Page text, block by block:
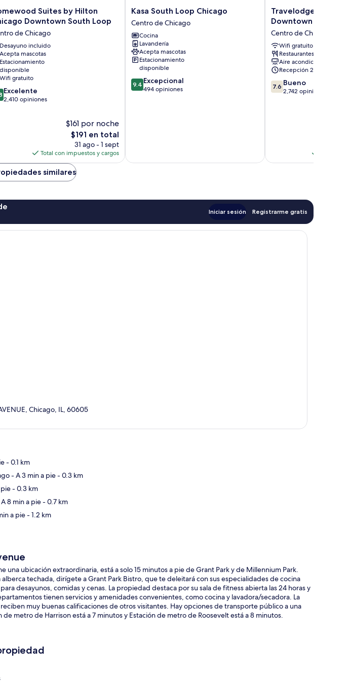
Suites by Hilton
Downtown South Loop
de Chicago
Desayuno incluido
Acepta mascotas
Estacionamiento
disponible
Wifi gratuito
Excelente
2,410 opiniones
$161 por noche
El
precio
actual
es
de
$191
$191 en total
31 ago - 1 sept
Total con impuestos y cargos
Kasa
South
Loop
Chicago
Centro
de
Chicago
Kasa South Loop Chicago
Centro de Chicago
Cocina
Lavandería
Acepta mascotas
Estacionamiento
disponible
9.4
de
9.4 Excepcional
494 opiniones
Travelodge
by
Downtown
Chicago
Centro
de
Chicago
Travelodge by
Downtown Chicago
Centro de Chicago
Wifi gratuito
Restaurantes
Aire acondicionado
Recepción 24/7
7.6
de
7.6 Bueno
2,742 opiniones
similares
Iniciar sesión Registrarme gratis
Chicago, IL, 60605
- 0.1 km
- A 3 min a pie- 0.3 km
- 0.3 km
8 min a pie- 0.7 km
a pie- 1.2 km
una ubicación extraordinaria, está a solo 15 minutos a pie de Grant Park y de Millennium Park.
techada, dirígete a Grant Park Bistro, que te deleitará con sus especialidades de cocina
desayunos, comidas y cenas. La propiedad destaca por su sala de fitness abierta las 24 horas y
tienen servicios y amenidades convenientes, como cocina y lavadora/secadora. La
muy buenas calificaciones de otros visitantes. Hay opciones de transporte público a una
metro de Harrison está a 7 minutos y Estación de metro de Roosevelt está a 8 minutos.